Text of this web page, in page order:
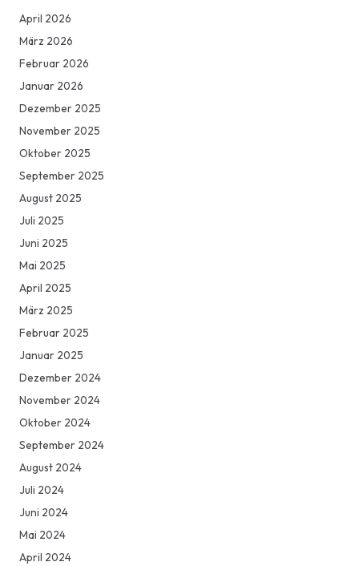
April 2026
März 2026
Februar 2026
Januar 2026
Dezember 2025
November 2025
Oktober 2025
September 2025
August 2025
Juli 2025
Juni 2025
Mai 2025
April 2025
März 2025
Februar 2025
Januar 2025
Dezember 2024
November 2024
Oktober 2024
September 2024
August 2024
Juli 2024
Juni 2024
Mai 2024
April 2024